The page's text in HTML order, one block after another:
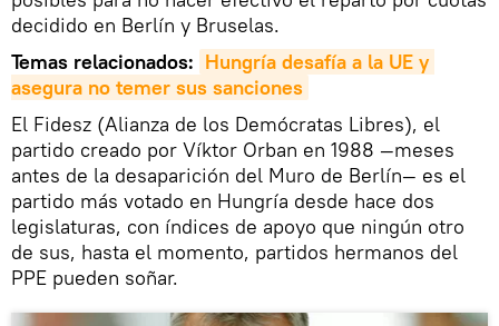
decidido en Berlín y Bruselas.
Temas relacionados: Hungría desafía a la UE y
asegura no temer sus sanciones
El Fidesz (Alianza de los Demócratas Libres), el
partido creado por Víktor Orban en 1988 —meses
antes de la desaparición del Muro de Berlín— es el
partido más votado en Hungría desde hace dos
legislaturas, con índices de apoyo que ningún otro
de sus, hasta el momento, partidos hermanos del
PPE pueden soñar.